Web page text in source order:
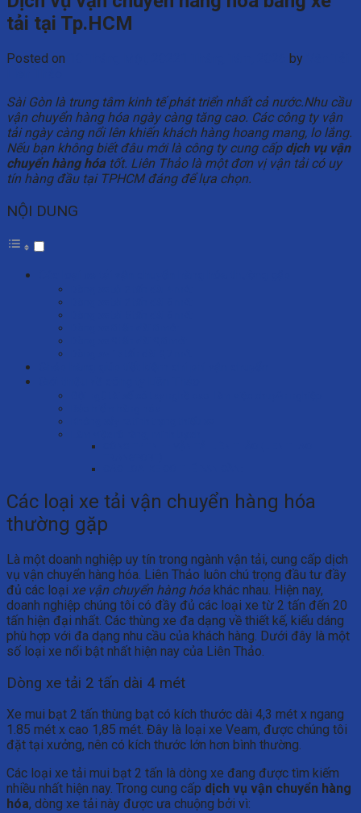
tải tại Tp.HCM
Posted on by
Sài Gòn là trung tâm kinh tế phát triển nhất cả nước.Nhu cầu
vận chuyển hàng hóa ngày càng tăng cao. Các công ty vận
tải ngày càng nổi lên khiến khách hàng hoang mang, lo lắng.
Nếu bạn không biết đâu mới là công ty cung cấp dịch vụ vận
chuyển hàng hóa tốt. Liên Thảo là một đơn vị vận tải có uy
tín hàng đầu tại TPHCM đáng để lựa chọn.
NỘI DUNG
Các loại xe tải vận chuyển hàng hóa
thường gặp
Là một doanh nghiệp uy tín trong ngành vận tải, cung cấp dịch
vụ vận chuyển hàng hóa. Liên Thảo luôn chú trọng đầu tư đầy
đủ các loại xe vận chuyển hàng hóa khác nhau. Hiện nay,
doanh nghiệp chúng tôi có đầy đủ các loại xe từ 2 tấn đến 20
tấn hiện đại nhất. Các thùng xe đa dạng về thiết kế, kiểu dáng
phù hợp với đa dạng nhu cầu của khách hàng. Dưới đây là một
số loại xe nổi bật nhất hiện nay của Liên Thảo.
Dòng xe tải 2 tấn dài 4 mét
Xe mui bạt 2 tấn thùng bạt có kích thước dài 4,3 mét x ngang
1.85 mét x cao 1,85 mét. Đây là loại xe Veam, được chúng tôi
đặt tại xưởng, nên có kích thước lớn hơn bình thường.
Các loại xe tải mui bạt 2 tấn là dòng xe đang được tìm kiếm
nhiều nhất hiện nay. Trong cung cấp dịch vụ vận chuyển hàng
hóa, dòng xe tải này được ưa chuộng bởi vì: